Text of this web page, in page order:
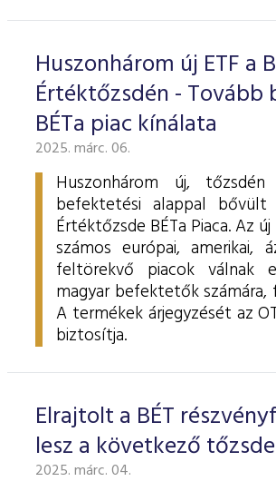
Huszonhárom új ETF a
Értéktőzsdén - Tovább
BÉTa piac kínálata
2025. márc. 06.
Huszonhárom új, tőzsdén
befektetési alappal bővült
Értéktőzsde BÉTa Piaca. Az
számos európai, amerikai,
feltörekvő piacok válnak
magyar befektetők számára,
A termékek árjegyzését az
biztosítja.
Elrajtolt a BÉT
lesz a következő
2025. márc. 04.